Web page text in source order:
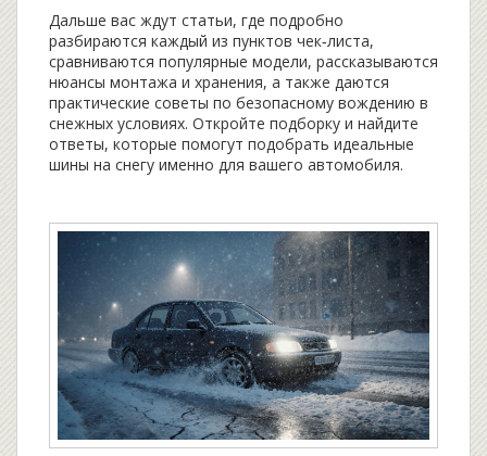
Дальше вас ждут статьи, где подробно
разбираются каждый из пунктов чек‑листа,
сравниваются популярные модели, рассказываются
нюансы монтажа и хранения, а также даются
практические советы по безопасному вождению в
снежных условиях. Откройте подборку и найдите
ответы, которые помогут подобрать идеальные
шины на снегу именно для вашего автомобиля.